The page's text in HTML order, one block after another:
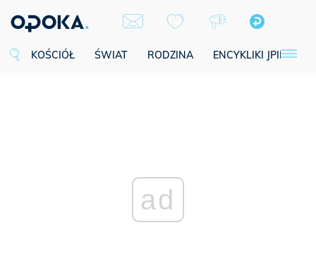
KOŚCIÓŁ ŚWIAT RODZINA ENCYKLIKI JPII
ad